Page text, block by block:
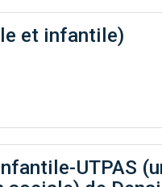
et infantile)
UTPAS